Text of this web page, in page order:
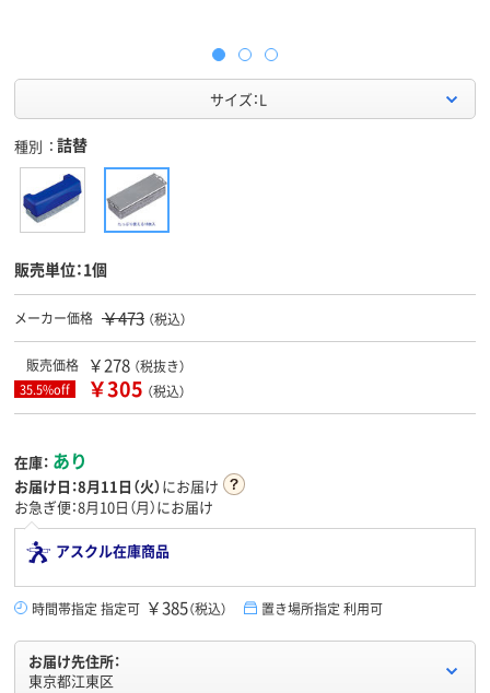
サイズ：L
種別 詰替
販売単位：1個
メーカー価格 ￥473 （税込）
販売価格 ￥278 （税抜き）
35.5%off ￥305 （税込）
在庫： あり
お届け日：8月11日（火）にお届け
お急ぎ便：8月10日（月）にお届け
アスクル在庫商品
時間帯指定 指定可 ￥385（税込） 置き場所指定 利用可
お届け先住所：
東京都江東区